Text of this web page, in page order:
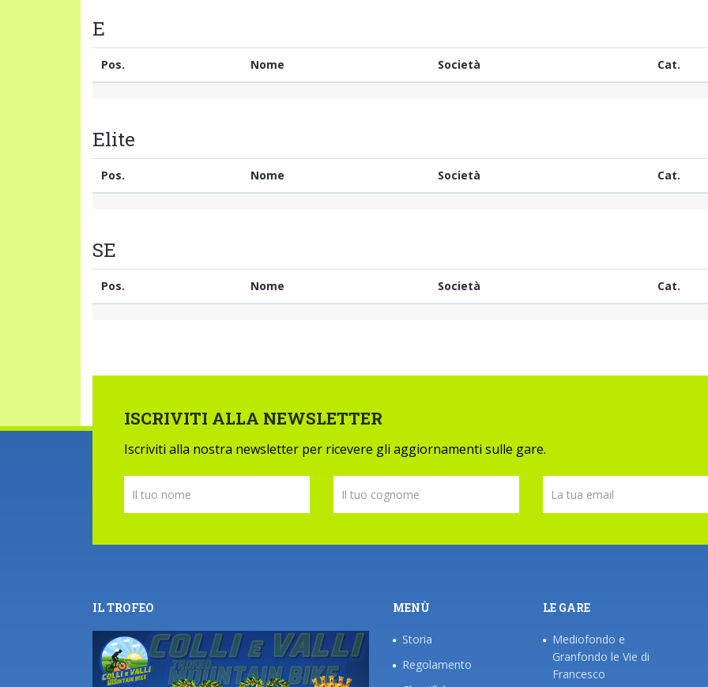
E
Pos. Nome Società Cat.
Elite
Pos. Nome Società Cat.
SE
Pos. Nome Società Cat.
ISCRIVITI ALLA NEWSLETTER
Iscriviti alla nostra newsletter per ricevere gli aggiornamenti sulle gare.
IL TROFEO MENÙ
Storia
Regolamento
LE GARE
Mediofondo e
Granfondo le Vie di
Francesco